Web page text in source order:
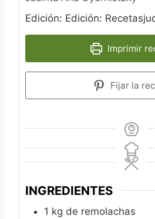
Edición: Edición:
Imprimir
Fijar la
INGREDIENTES
1 kg de remolachas